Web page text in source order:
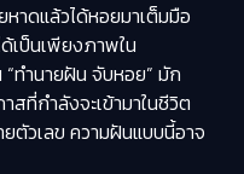
าดแล้วได้หอยมาเต็มมือ
เป็นเพียงภาพใน
“ทำนายฝัน จับหอย” มัก
สที่กำลังจะเข้ามาในชีวิต
ตัวเลข ความฝันแบบนี้อาจ